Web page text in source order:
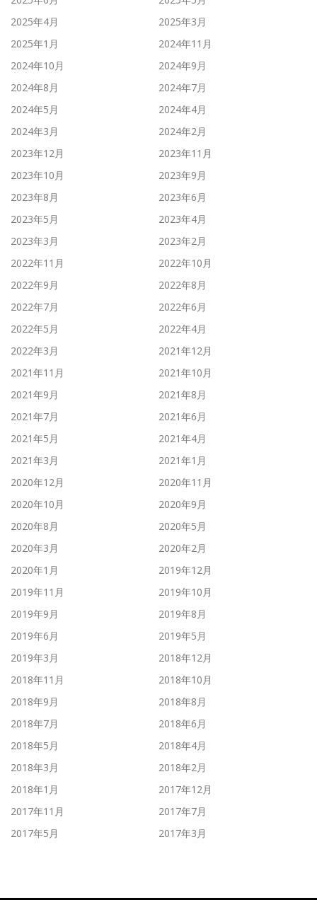
2025年4月
2025年3月
2025年1月
2024年11月
2024年10月
2024年9月
2024年8月
2024年7月
2024年5月
2024年4月
2024年3月
2024年2月
2023年12月
2023年11月
2023年10月
2023年9月
2023年8月
2023年6月
2023年5月
2023年4月
2023年3月
2023年2月
2022年11月
2022年10月
2022年9月
2022年8月
2022年7月
2022年6月
2022年5月
2022年4月
2022年3月
2021年12月
2021年11月
2021年10月
2021年9月
2021年8月
2021年7月
2021年6月
2021年5月
2021年4月
2021年3月
2021年1月
2020年12月
2020年11月
2020年10月
2020年9月
2020年8月
2020年5月
2020年3月
2020年2月
2020年1月
2019年12月
2019年11月
2019年10月
2019年9月
2019年8月
2019年6月
2019年5月
2019年3月
2018年12月
2018年11月
2018年10月
2018年9月
2018年8月
2018年7月
2018年6月
2018年5月
2018年4月
2018年3月
2018年2月
2018年1月
2017年12月
2017年11月
2017年7月
2017年5月
2017年3月